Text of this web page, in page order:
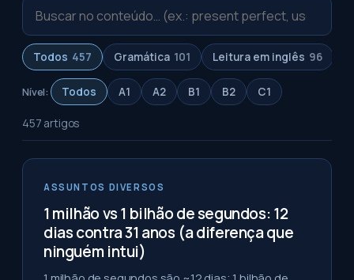
Buscar
artigos
Todos 457 Gramática 101 Leitura em inglês 96
Nível: Todos A1 A2 B1 B2 C1
457 artigos
ASSUNTOS DIVERSOS
1 milhão vs 1 bilhão de segundos: 12
dias contra 31 anos (a diferença que
ninguém intui)